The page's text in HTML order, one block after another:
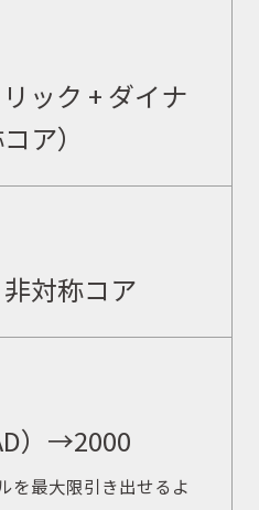
ック + ダイナ
ア）
対称コア
）→2000
を最大限引き出せるよ